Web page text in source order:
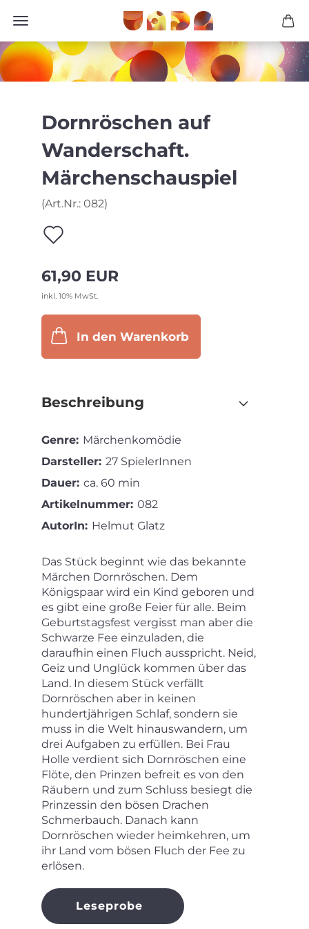
Dornröschen auf
Wanderschaft.
Märchenschauspiel
(Art.Nr.: 082)
Merkzettel
61,90 EUR
inkl. 10% MwSt.
In den Warenkorb
Beschreibung
Genre: Märchenkomödie
Darsteller: 27 SpielerInnen
Dauer: ca. 60 min
Artikelnummer: 082
AutorIn: Helmut Glatz
Das Stück beginnt wie das bekannte
Märchen Dornröschen. Dem
Königspaar wird ein Kind geboren und
es gibt eine große Feier für alle. Beim
Geburtstagsfest vergisst man aber die
Schwarze Fee einzuladen, die
daraufhin einen Fluch ausspricht. Neid,
Geiz und Unglück kommen über das
Land. In diesem Stück verfällt
Dornröschen aber in keinen
hundertjährigen Schlaf, sondern sie
muss in die Welt hinauswandern, um
drei Aufgaben zu erfüllen. Bei Frau
Holle verdient sich Dornröschen eine
Flöte, den Prinzen befreit es von den
Räubern und zum Schluss besiegt die
Prinzessin den bösen Drachen
Schmerbauch. Danach kann
Dornröschen wieder heimkehren, um
ihr Land vom bösen Fluch der Fee zu
erlösen.
Leseprobe